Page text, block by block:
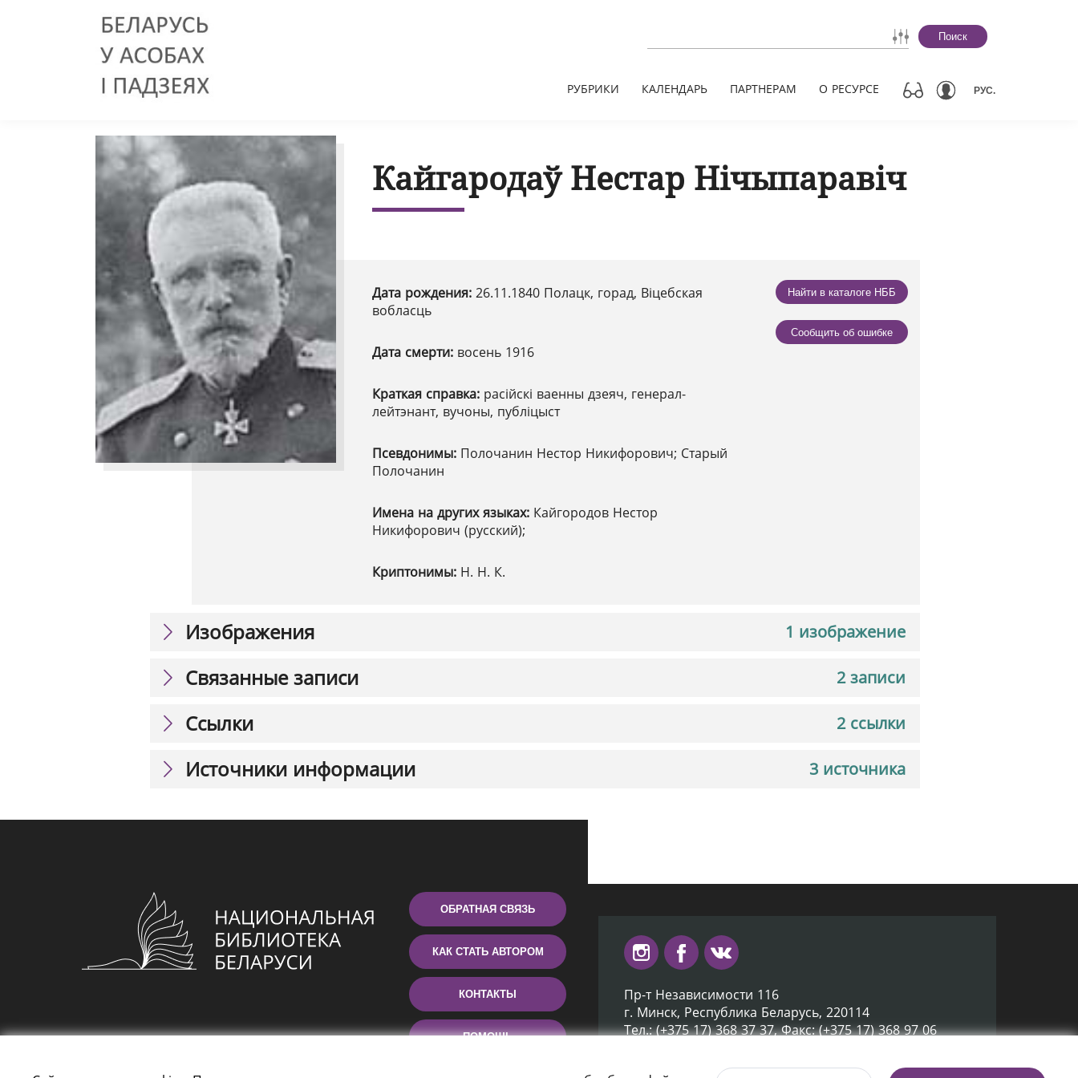
Поиск
РУБРИКИ КАЛЕНДАРЬ ПАРТНЕРАМ О РЕСУРСЕ РУС.
Кайгародаў Нестар Нічыпаравіч
Дата рождения: 26.11.1840 Полацк, горад, Віцебская
вобласць
Дата смерти: восень 1916
Краткая справка: расійскі ваенны дзеяч, генерал-
лейтэнант, вучоны, публіцыст
Псевдонимы: Полочанин Нестор Никифорович; Старый
Полочанин
Имена на других языках: Кайгородов Нестор
Никифорович (русский);
Криптонимы: Н. Н. К.
Найти в каталоге НББ
Сообщить об ошибке
1 изображение
Изображения
2 записи
Связанные записи
2 ссылки
Ссылки
3 источника
Источники информации
ОБРАТНАЯ СВЯЗЬ
КАК СТАТЬ АВТОРОМ
КОНТАКТЫ
ПОМОЩЬ
Пр-т Независимости 116
г. Минск, Республика Беларусь, 220114
Тел.: (+375 17) 368 37 37, Факс: (+375 17) 368 97 06